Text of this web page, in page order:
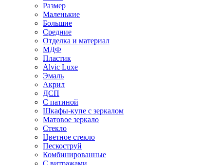
Размер
Маленькие
Большие
Средние
Отделка и материал
МДФ
Пластик
Alvic Luxe
Эмаль
Акрил
ДСП
С патиной
Шкафы-купе с зеркалом
Матовое зеркало
Стекло
Цветное стекло
Пескоструй
Комбинированные
С витражами